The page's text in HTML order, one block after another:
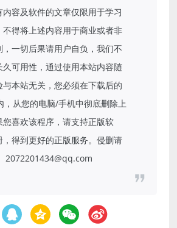
容及软件的文章仅限用于学习
不得将上述内容用于商业或者非
，一切后果请用户自负，我们不
久可用性，通过使用本站内容随
与本站无关，您必须在下载后的
，从您的电脑/手机中彻底删除上
您喜欢该程序，请支持正版软
，得到更好的正版服务。侵删请
2072201434@qq.com